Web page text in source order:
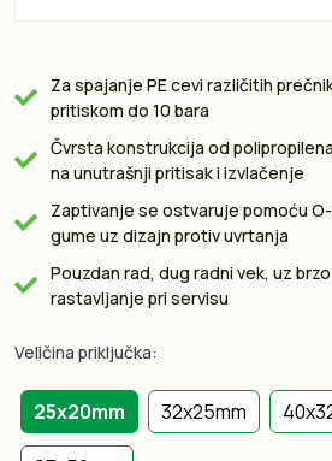
Za spajanje PE cevi različitih
pritiskom do 10 bara
Čvrsta konstrukcija od
na unutrašnji pritisak i izvlačenje
Zaptivanje se ostvaruje pomoću
gume uz dizajn protiv uvrtanja
Pouzdan rad, dug radni vek, uz
rastavljanje pri servisu
Veličina priključka:
25x20mm 32x25mm